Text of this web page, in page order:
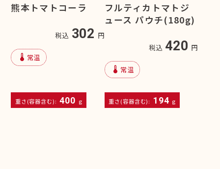
熊本トマトコーラ
税込 302 円
device_thermostat 常温
重さ(容器含む): 400 g
フルティカトマトジ
ュース パウチ(180g)
税込 420 円
device_thermostat 常温
重さ(容器含む): 194 g